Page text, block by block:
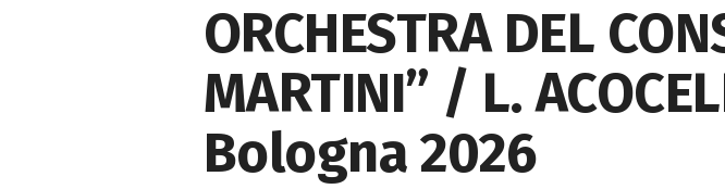
ORCHESTRA DEL
MARTINI” / L.
Bologna 2026